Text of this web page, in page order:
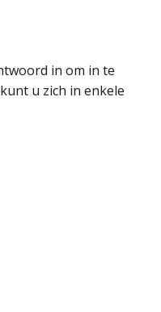
in om in te
u zich in enkele